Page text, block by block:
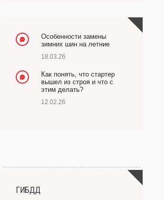
Особенности замены
зимних шин на летние
18.03.26
Как понять, что стартер
вышел из строя и что с
этим делать?
12.02.26
ГИБДД